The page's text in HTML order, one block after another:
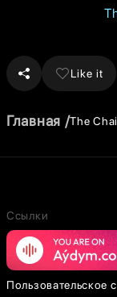
Like it
Главная The
Ссылки
Пользовательское